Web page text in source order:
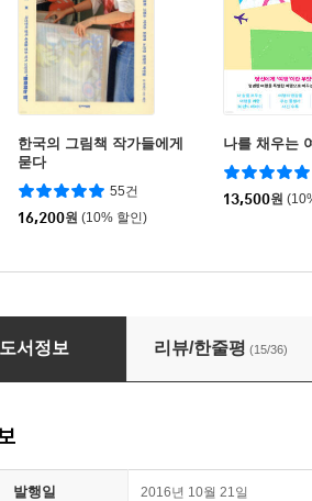
한국의 그림책 작가들에게
묻다
55건
16,200원 (10% 할인)
나를 채우는
13,500원
그림책 작가들에게 묻다
도서정보 리뷰/한줄평 (15/36)
발행일 2016년 10월 21일